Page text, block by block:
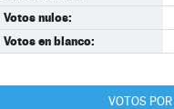
Votos nulos:
Votos en blanco:
VOTOS